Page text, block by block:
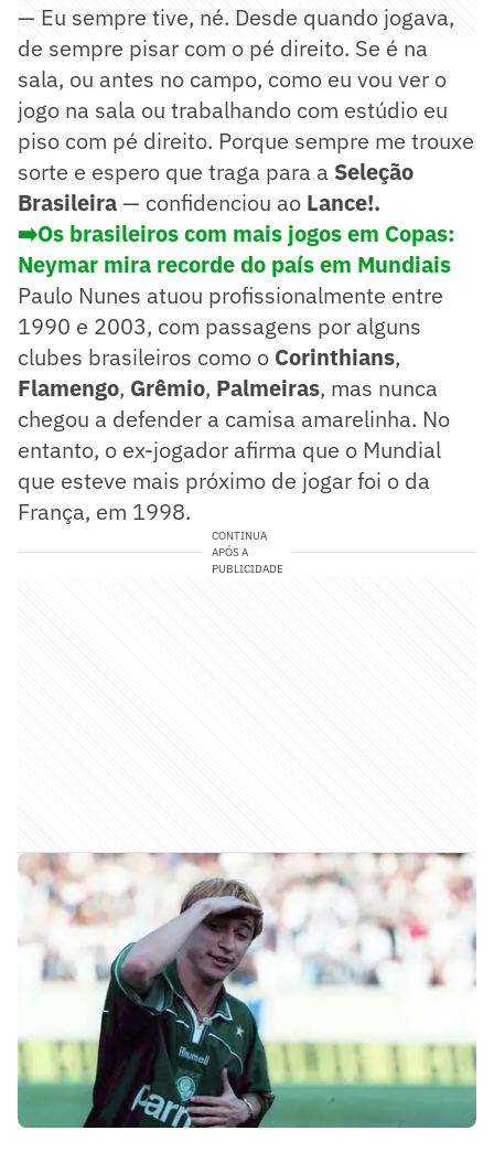
— Eu sempre tive, né. Desde quando jogava,
de sempre pisar com o pé direito. Se é na
sala, ou antes no campo, como eu vou ver o
jogo na sala ou trabalhando com estúdio eu
piso com pé direito. Porque sempre me trouxe
sorte e espero que traga para a Seleção
Brasileira— confidenciou ao Lance!.
➡️Os brasileiros com mais jogos em Copas:
Neymar mira recorde do país em Mundiais
Paulo Nunes atuou profissionalmente entre
1990 e 2003, com passagens por alguns
clubes brasileiros como o Corinthians,
Flamengo, Grêmio, Palmeiras, mas nunca
chegou a defender a camisa amarelinha. No
entanto, o ex-jogador afirma que o Mundial
que esteve mais próximo de jogar foi o da
França, em 1998.
CONTINUA
APÓS A
PUBLICIDADE